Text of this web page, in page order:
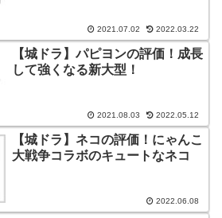
2021.07.02 2022.03.22
【城ドラ】パピヨンの評価！成長
して強くなる新大型！
2021.08.03 2022.05.12
【城ドラ】ネコの評価！にゃんこ
大戦争コラボのキュートなネコ
2022.06.08